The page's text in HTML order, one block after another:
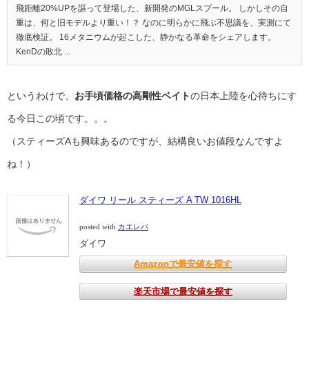
飛距離20%UPを謳って登場した、新開発のMGLスプール。 しかしその自
重は、何と旧モデルより重い！？ なのに明らかに飛ぶ不思議を、実測にて
徹底検証。 16メタニウムが起こした、静かなる革命をシェアします。
KenDの敗北 ...
というわけで、 お手頃価格の高剛性ベイトの日本上陸を心待ちにす
る今日この頃です。。。
（スティーズAも興味あるのですが、結構良いお値段なんですよ
ね！）
ダイワ リール スティーズ A TW 1016HL
posted with カエレバ
ダイワ
Amazonで最安値を探す
楽天市場で最安値を探す